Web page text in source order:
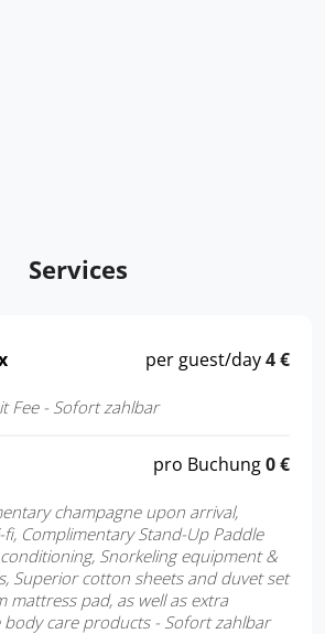
Services
Fee - Sofort zahlbar
per guest/day4 €
champagne upon arrival,
Complimentary Stand-Up Paddle
Snorkeling equipment &
Superior cotton sheets and duvet set
mattress pad, as well as extra
body care products - Sofort zahlbar
pro Buchung0 €